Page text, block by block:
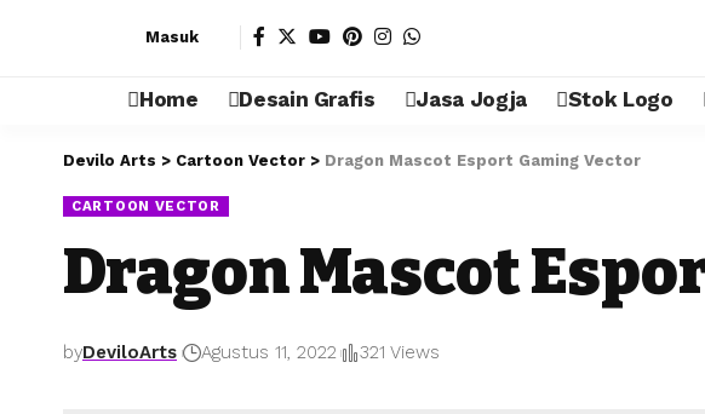
Masuk
Home Desain Grafis Jasa Jogja Stok Logo
Devilo Arts > Cartoon Vector > Dragon Mascot Esport Gaming Vector
CARTOON VECTOR
Dragon Mascot
byDeviloArts Agustus 11, 2022 321 Views